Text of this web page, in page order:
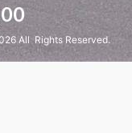
All Rights Reserved.